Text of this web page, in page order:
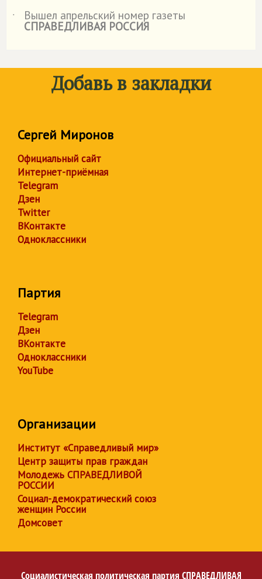
˙
Вышел апрельский номер газеты
СПРАВЕДЛИВАЯ РОССИЯ
Добавь в закладки
Сергей Миронов
Официальный сайт
Интернет-приёмная
Telegram
Дзен
Twitter
ВКонтакте
Одноклассники
Партия
Telegram
Дзен
ВКонтакте
Одноклассники
YouTube
Организации
Институт «Справедливый мир»
Центр защиты прав граждан
Молодежь СПРАВЕДЛИВОЙ
РОССИИ
Социал-демократический союз
женщин России
Домсовет
Социалистическая политическая партия СПРАВЕДЛИВАЯ